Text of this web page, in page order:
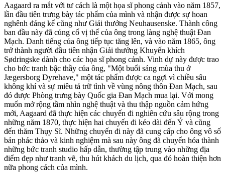
Aagaard ra mắt với tư cách là một họa sĩ phong cảnh vào năm 1857,
lần đầu tiên trưng bày tác phẩm của mình và nhận được sự hoan
nghênh đáng kể cũng như Giải thưởng Neuhausenske. Thành công
ban đầu này đã củng cố vị thế của ông trong làng nghệ thuật Đan
Mạch. Danh tiếng của ông tiếp tục tăng lên, và vào năm 1865, ông
trở thành người đầu tiên nhận Giải thưởng Khuyến khích
Sødringske dành cho các họa sĩ phong cảnh. Vinh dự này được trao
cho bức tranh bậc thầy của ông, "Một buổi sáng mùa thu ở
Jægersborg Dyrehave," một tác phẩm được ca ngợi vì chiều sâu
không khí và sự miêu tả trữ tình về vùng nông thôn Đan Mạch, sau
đó được Phòng trưng bày Quốc gia Đan Mạch mua lại. Với mong
muốn mở rộng tầm nhìn nghệ thuật và thu thập nguồn cảm hứng
mới, Aagaard đã thực hiện các chuyến đi nghiên cứu sâu rộng trong
những năm 1870, thực hiện hai chuyến đi kéo dài đến Ý và cũng
đến thăm Thụy Sĩ. Những chuyến đi này đã cung cấp cho ông vô số
bản phác thảo và kinh nghiệm mà sau này ông đã chuyển hóa thành
những bức tranh studio hấp dẫn, thường tập trung vào những địa
điểm đẹp như tranh vẽ, thu hút khách du lịch, qua đó hoàn thiện hơn
nữa phong cách của mình.